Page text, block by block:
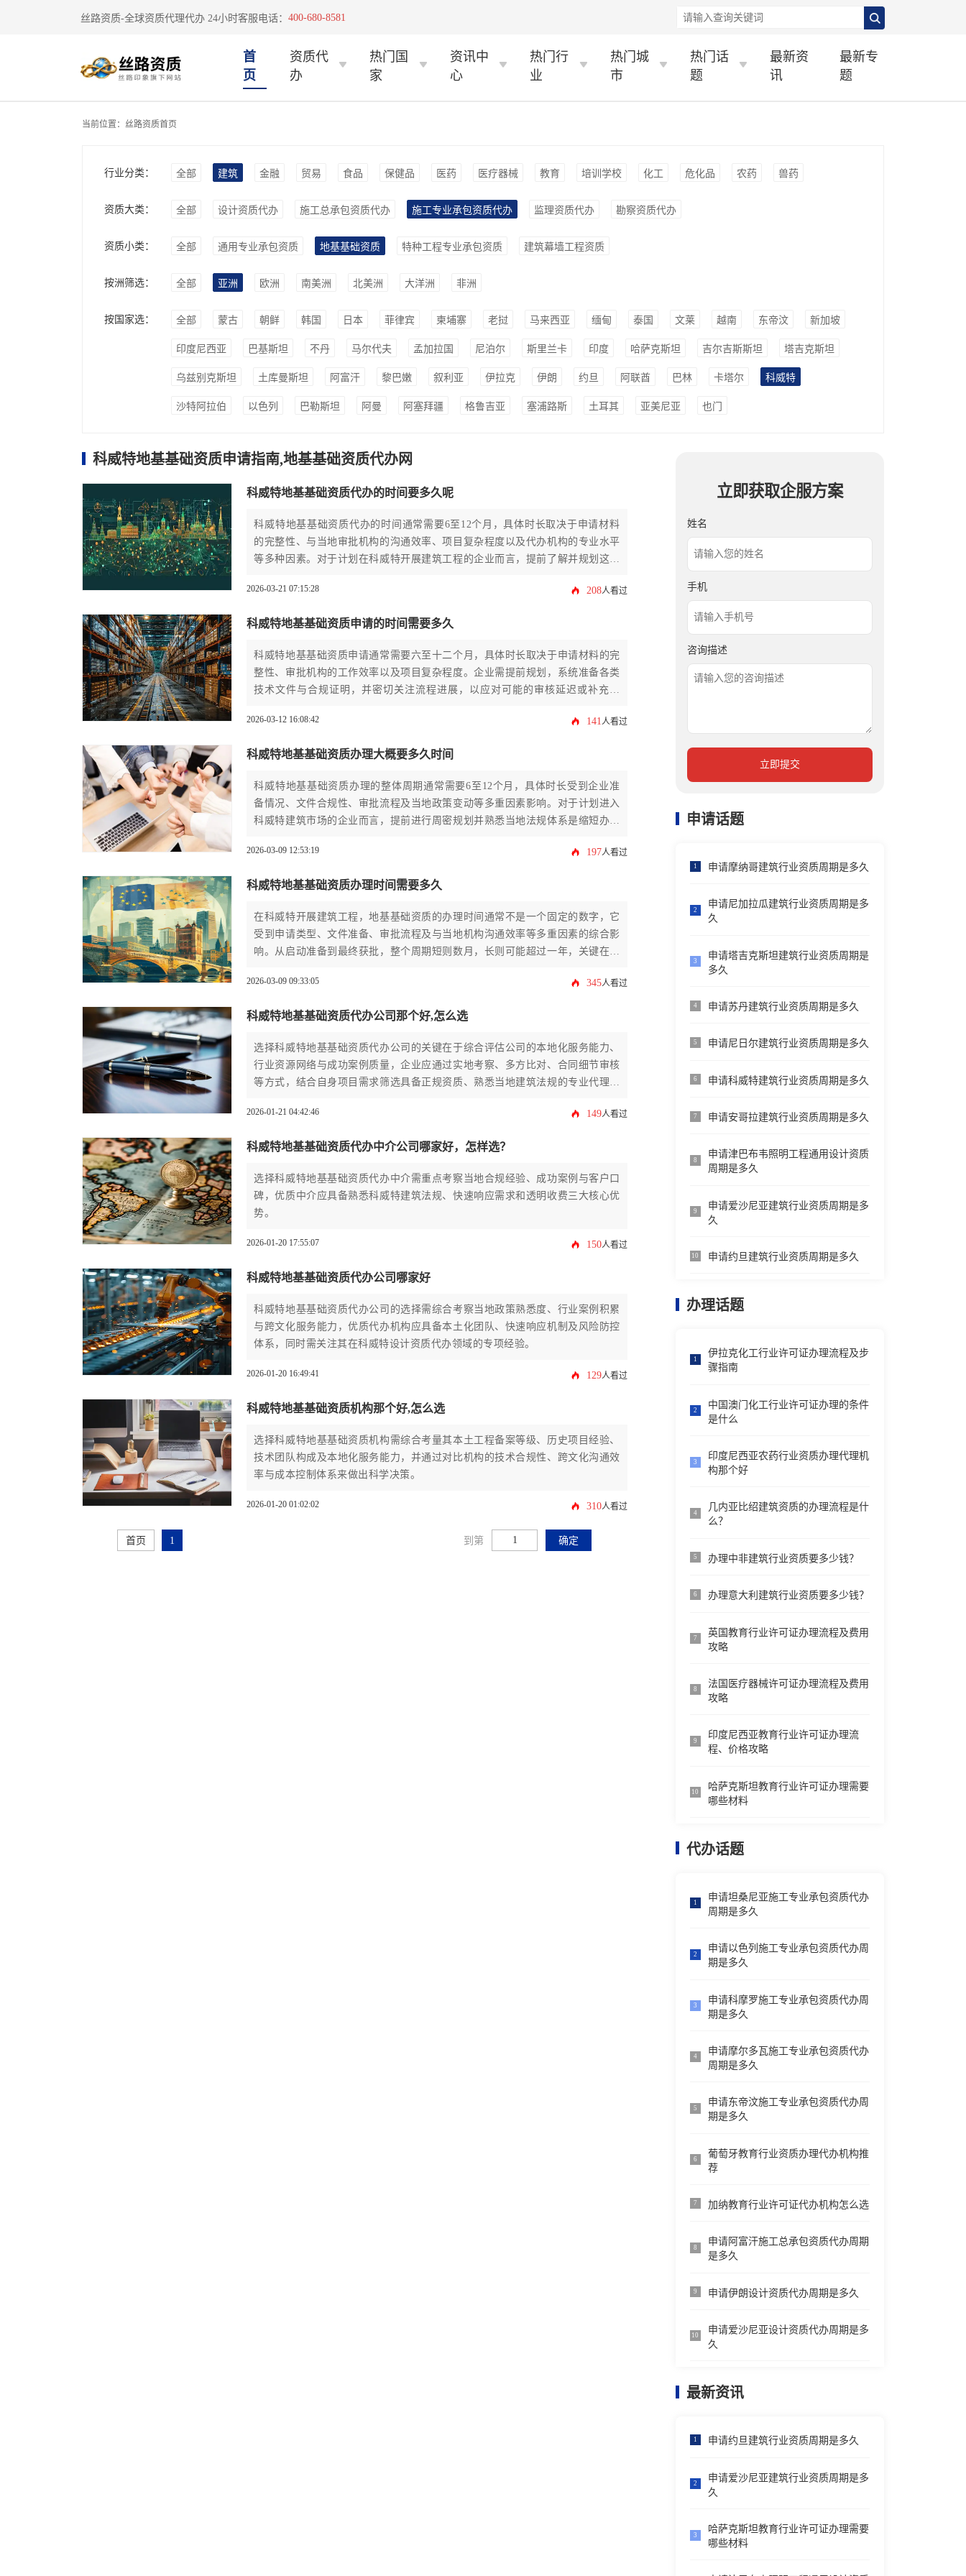
丝路资质-全球资质代理代办 24小时客服电话： 400-680-8581
首
页
资质代
办
热门国
家
资讯中
心
热门行
业
热门城
市
热门话
题
最新资
讯
最新专
题
当前位置： 丝路资质首页
行业分类： 全部 建筑 金融 贸易 食品 保健品 医药 医疗器械 教育 培训学校 化工 危化品 农药 兽药
资质大类： 全部 设计资质代办 施工总承包资质代办 施工专业承包资质代办 监理资质代办 勘察资质代办
资质小类： 全部 通用专业承包资质 地基基础资质 特种工程专业承包资质 建筑幕墙工程资质
按洲筛选： 全部 亚洲 欧洲 南美洲 北美洲 大洋洲 非洲
按国家选： 全部 蒙古 朝鲜 韩国 日本 菲律宾 柬埔寨 老挝 马来西亚 缅甸 泰国 文莱 越南 东帝汶 新加坡
印度尼西亚 巴基斯坦 不丹 马尔代夫 孟加拉国 尼泊尔 斯里兰卡 印度 哈萨克斯坦 吉尔吉斯斯坦 塔吉克斯坦
乌兹别克斯坦 土库曼斯坦 阿富汗 黎巴嫩 叙利亚 伊拉克 伊朗 约旦 阿联酋 巴林 卡塔尔 科威特
沙特阿拉伯 以色列 巴勒斯坦 阿曼 阿塞拜疆 格鲁吉亚 塞浦路斯 土耳其 亚美尼亚 也门
科威特地基基础资质申请指南,地基基础资质代办网
科威特地基基础资质代办的时间要多久呢
科威特地基基础资质代办的时间通常需要6至12个月，具体时长取决于申请材料
的完整性、与当地审批机构的沟通效率、项目复杂程度以及代办机构的专业水平
等多种因素。对于计划在科威特开展建筑工程的企业而言，提前了解并规划这一
2026-03-21 07:15:28 208人看过
科威特地基基础资质申请的时间需要多久
科威特地基基础资质申请通常需要六至十二个月，具体时长取决于申请材料的完
整性、审批机构的工作效率以及项目复杂程度。企业需提前规划，系统准备各类
技术文件与合规证明，并密切关注流程进展，以应对可能的审核延迟或补充要
2026-03-12 16:08:42 141人看过
科威特地基基础资质办理大概要多久时间
科威特地基基础资质办理的整体周期通常需要6至12个月，具体时长受到企业准
备情况、文件合规性、审批流程及当地政策变动等多重因素影响。对于计划进入
科威特建筑市场的企业而言，提前进行周密规划并熟悉当地法规体系是缩短办理
2026-03-09 12:53:19 197人看过
科威特地基基础资质办理时间需要多久
在科威特开展建筑工程，地基基础资质的办理时间通常不是一个固定的数字，它
受到申请类型、文件准备、审批流程及与当地机构沟通效率等多重因素的综合影
响。从启动准备到最终获批，整个周期短则数月，长则可能超过一年，关键在于
2026-03-09 09:33:05 345人看过
科威特地基基础资质代办公司那个好,怎么选
选择科威特地基基础资质代办公司的关键在于综合评估公司的本地化服务能力、
行业资源网络与成功案例质量，企业应通过实地考察、多方比对、合同细节审核
等方式，结合自身项目需求筛选具备正规资质、熟悉当地建筑法规的专业代理机
2026-01-21 04:42:46 149人看过
科威特地基基础资质代办中介公司哪家好，怎样选？
选择科威特地基基础资质代办中介需重点考察当地合规经验、成功案例与客户口
碑，优质中介应具备熟悉科威特建筑法规、快速响应需求和透明收费三大核心优
势。
2026-01-20 17:55:07 150人看过
科威特地基基础资质代办公司哪家好
科威特地基基础资质代办公司的选择需综合考察当地政策熟悉度、行业案例积累
与跨文化服务能力，优质代办机构应具备本土化团队、快速响应机制及风险防控
体系，同时需关注其在科威特设计资质代办领域的专项经验。
2026-01-20 16:49:41 129人看过
科威特地基基础资质机构那个好,怎么选
选择科威特地基基础资质机构需综合考量其本土工程备案等级、历史项目经验、
技术团队构成及本地化服务能力，并通过对比机构的技术合规性、跨文化沟通效
率与成本控制体系来做出科学决策。
2026-01-20 01:02:02 310人看过
首页 1 到第 确定
立即获取企服方案
姓名
手机
咨询描述
立即提交
申请话题
1 申请摩纳哥建筑行业资质周期是多久
2
申请尼加拉瓜建筑行业资质周期是多
久
3
申请塔吉克斯坦建筑行业资质周期是
多久
4 申请苏丹建筑行业资质周期是多久
5 申请尼日尔建筑行业资质周期是多久
6 申请科威特建筑行业资质周期是多久
7 申请安哥拉建筑行业资质周期是多久
8
申请津巴布韦照明工程通用设计资质
周期是多久
9
申请爱沙尼亚建筑行业资质周期是多
久
10 申请约旦建筑行业资质周期是多久
办理话题
1
伊拉克化工行业许可证办理流程及步
骤指南
2
中国澳门化工行业许可证办理的条件
是什么
3
印度尼西亚农药行业资质办理代理机
构那个好
4
几内亚比绍建筑资质的办理流程是什
么？
5 办理中非建筑行业资质要多少钱？
6 办理意大利建筑行业资质要多少钱？
7
英国教育行业许可证办理流程及费用
攻略
8
法国医疗器械许可证办理流程及费用
攻略
9
印度尼西亚教育行业许可证办理流
程、价格攻略
10
哈萨克斯坦教育行业许可证办理需要
哪些材料
代办话题
1
申请坦桑尼亚施工专业承包资质代办
周期是多久
2
申请以色列施工专业承包资质代办周
期是多久
3
申请科摩罗施工专业承包资质代办周
期是多久
4
申请摩尔多瓦施工专业承包资质代办
周期是多久
5
申请东帝汶施工专业承包资质代办周
期是多久
6
葡萄牙教育行业资质办理代办机构推
荐
7 加纳教育行业许可证代办机构怎么选
8
申请阿富汗施工总承包资质代办周期
是多久
9 申请伊朗设计资质代办周期是多久
10
申请爱沙尼亚设计资质代办周期是多
久
最新资讯
1 申请约旦建筑行业资质周期是多久
2
申请爱沙尼亚建筑行业资质周期是多
久
3
哈萨克斯坦教育行业许可证办理需要
哪些材料